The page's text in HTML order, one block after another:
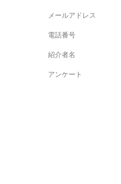
メールアドレス
電話番号
紹介者名
アンケート